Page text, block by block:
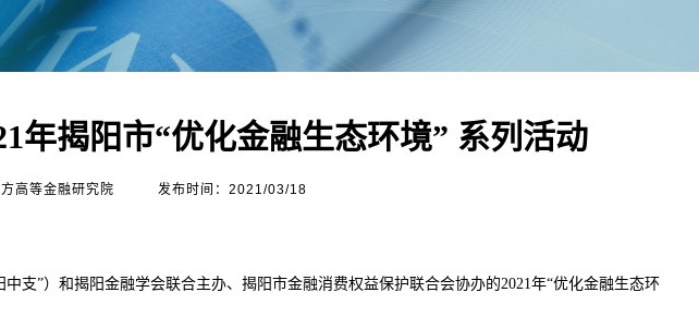
年揭阳市“优化金融生态环境” 系列活动
高等金融研究院 发布时间：2021/03/18
支”）和揭阳金融学会联合主办、揭阳市金融消费权益保护联合会协办的2021年“优化金融生态环